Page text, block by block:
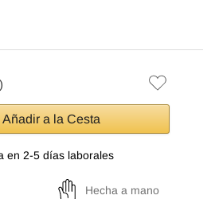
Añadir a la Cesta
en 2-5 días laborales
Hecha a mano